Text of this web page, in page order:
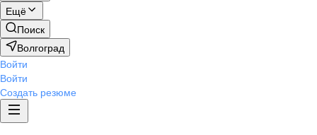
Ещё
Поиск
Волгоград
Войти
Войти
Создать резюме